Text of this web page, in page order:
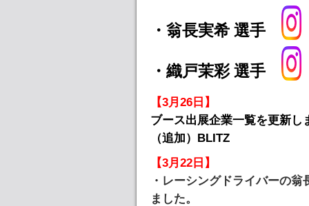
・翁長実希 選手
・織戸茉彩 選手
【3月26日】
ブース出展企業一覧を更新し
（追加）BLITZ
【3月22日】
・レーシングドライバーの
ました。